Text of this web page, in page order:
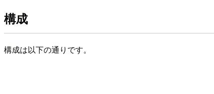
構成
構成は以下の通りです。